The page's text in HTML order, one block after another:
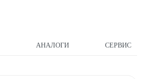
АНАЛОГИ СЕРВИС